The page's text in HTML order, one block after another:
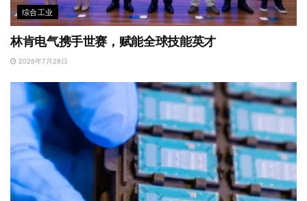
综合工业
林肯电气携手世赛，赋能全球技能英才
2026年7月28日